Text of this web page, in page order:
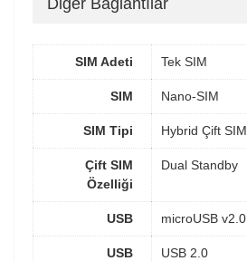
Diğer Bağlantılar
SIM Adeti Tek SIM
SIM Nano-SIM
SIM Tipi Hybrid Çift SIM
Çift SIM
Özelliği
Dual Standby
USB microUSB v2.0
USB
USB 2.0